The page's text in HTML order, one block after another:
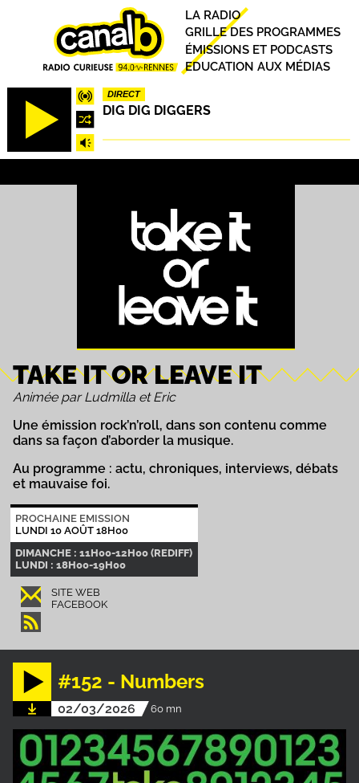
DIRECT
DIG DIG DIGGERS
Principal
LA RADIO
GRILLE DES PROGRAMMES
ÉMISSIONS ET PODCASTS
EDUCATION AUX MÉDIAS
TAKE IT OR LEAVE IT
Animée par Ludmilla et Eric
Une émission rock’n’roll, dans son contenu comme
dans sa façon d’aborder la musique.
Au programme : actu, chroniques, interviews, débats
et mauvaise foi.
PROCHAINE EMISSION
LUNDI 10 AOÛT 18H00
DIMANCHE : 11H00-12H00 (REDIFF)
LUNDI : 18H00-19H00
SITE WEB
FACEBOOK
#152 - Numbers
02/03/2026 60 mn